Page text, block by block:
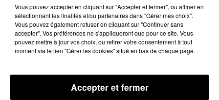
15 août 2024 - 4 min 26 sec
LES INFOS DU GRAND TOULOUSE DU
15/08/2024 À 09H00
Podcasts infos du grand Toulouse
Vous pouvez accepter en cliquant sur "Accepter et fermer", ou affiner en
sélectionnant les finalités et/ou partenaires dans "Gérer mes choix".
Vous pouvez également refuser en cliquant sur "Continuer sans
accepter". Vos préférences ne s'appliqueront que pour ce site. Vous
pouvez mettre à jour vos choix, ou retirer votre consentement à tout
moment via le lien "Gérer les cookies" situé en bas de chaque page.
Accepter et fermer